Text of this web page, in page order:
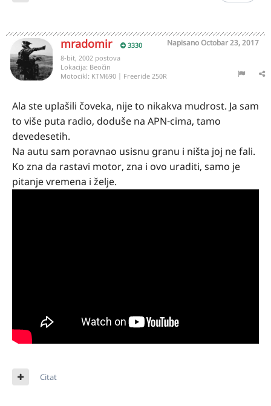
mradomir 3330 NapisanoOctobar 23, 2017
8-bit, 2002 postova
Lokacija: Beočin
Motocikl: KTM690 | Freeride 250R
Ala ste uplašili čoveka, nije to nikakva mudrost. Ja sam
to više puta radio, doduše na APN-cima, tamo
devedesetih.
Na autu sam poravnao usisnu granu i ništa joj ne fali.
Ko zna da rastavi motor, zna i ovo uraditi, samo je
pitanje vremena i želje.
Citat